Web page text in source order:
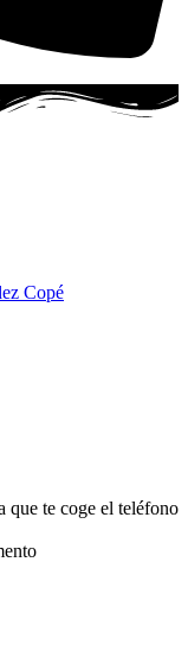
Copé
que te coge el teléfono